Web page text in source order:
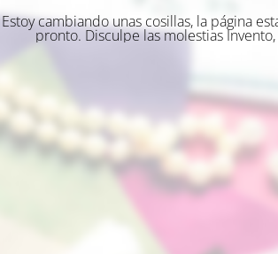
Estoy cambiando unas cosillas, la página
pronto. Disculpe las molestias Invento,